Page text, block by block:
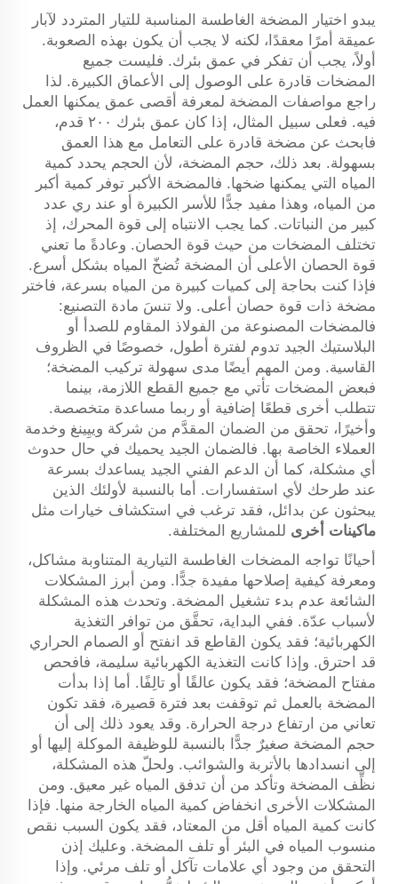
يبدو اختيار المضخة الغاطسة المناسبة للتيار المتردد لآبار
عميقة أمرًا معقدًا، لكنه لا يجب أن يكون بهذه الصعوبة.
أولاً، يجب أن تفكر في عمق بئرك. فليست جميع
المضخات قادرة على الوصول إلى الأعماق الكبيرة. لذا
راجع مواصفات المضخة لمعرفة أقصى عمق يمكنها العمل
فيه. فعلى سبيل المثال، إذا كان عمق بئرك ٢٠٠ قدم،
فابحث عن مضخة قادرة على التعامل مع هذا العمق
بسهولة. بعد ذلك، حجم المضخة، لأن الحجم يحدد كمية
المياه التي يمكنها ضخها. فالمضخة الأكبر توفر كمية أكبر
من المياه، وهذا مفيد جدًّا للأسر الكبيرة أو عند ري عدد
كبير من النباتات. كما يجب الانتباه إلى قوة المحرك، إذ
تختلف المضخات من حيث قوة الحصان. وعادةً ما تعني
قوة الحصان الأعلى أن المضخة تُضخّ المياه بشكل أسرع.
فإذا كنت بحاجة إلى كميات كبيرة من المياه بسرعة، فاختر
مضخة ذات قوة حصان أعلى. ولا تنسَ مادة التصنيع:
فالمضخات المصنوعة من الفولاذ المقاوم للصدأ أو
البلاستيك الجيد تدوم لفترة أطول، خصوصًا في الظروف
القاسية. ومن المهم أيضًا مدى سهولة تركيب المضخة؛
فبعض المضخات تأتي مع جميع القطع اللازمة، بينما
تتطلب أخرى قطعًا إضافية أو ربما مساعدة متخصصة.
وأخيرًا، تحقق من الضمان المقدَّم من شركة وييِينغ وخدمة
العملاء الخاصة بها. فالضمان الجيد يحميك في حال حدوث
أي مشكلة، كما أن الدعم الفني الجيد يساعدك بسرعة
عند طرحك لأي استفسارات. أما بالنسبة لأولئك الذين
يبحثون عن بدائل، فقد ترغب في استكشاف خيارات مثل
ماكينات أخرى للمشاريع المختلفة.
أحيانًا تواجه المضخات الغاطسة التيارية المتناوبة مشاكل،
ومعرفة كيفية إصلاحها مفيدة جدًّا. ومن أبرز المشكلات
الشائعة عدم بدء تشغيل المضخة. وتحدث هذه المشكلة
لأسباب عدّة. ففي البداية، تحقَّق من توافر التغذية
الكهربائية؛ فقد يكون القاطع قد انفتح أو الصمام الحراري
قد احترق. وإذا كانت التغذية الكهربائية سليمة، فافحص
مفتاح المضخة؛ فقد يكون عالقًا أو تالِفًا. أما إذا بدأت
المضخة بالعمل ثم توقفت بعد فترة قصيرة، فقد تكون
تعاني من ارتفاع درجة الحرارة. وقد يعود ذلك إلى أن
حجم المضخة صغيرٌ جدًّا بالنسبة للوظيفة الموكلة إليها أو
إلى انسدادها بالأتربة والشوائب. ولحلّ هذه المشكلة،
نظِّف المضخة وتأكد من أن تدفق المياه غير معيق. ومن
المشكلات الأخرى انخفاض كمية المياه الخارجة منها. فإذا
كانت كمية المياه أقل من المعتاد، فقد يكون السبب نقص
منسوب المياه في البئر أو تلف المضخة. وعليك إذن
التحقق من وجود أي علامات تآكل أو تلف مرئي. وإذا